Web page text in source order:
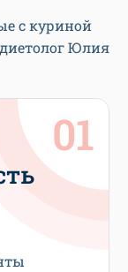
с куриной
Юлия